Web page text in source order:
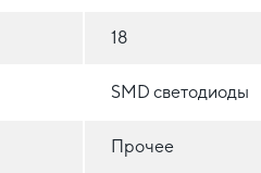
18
SMD светодиоды
Прочее